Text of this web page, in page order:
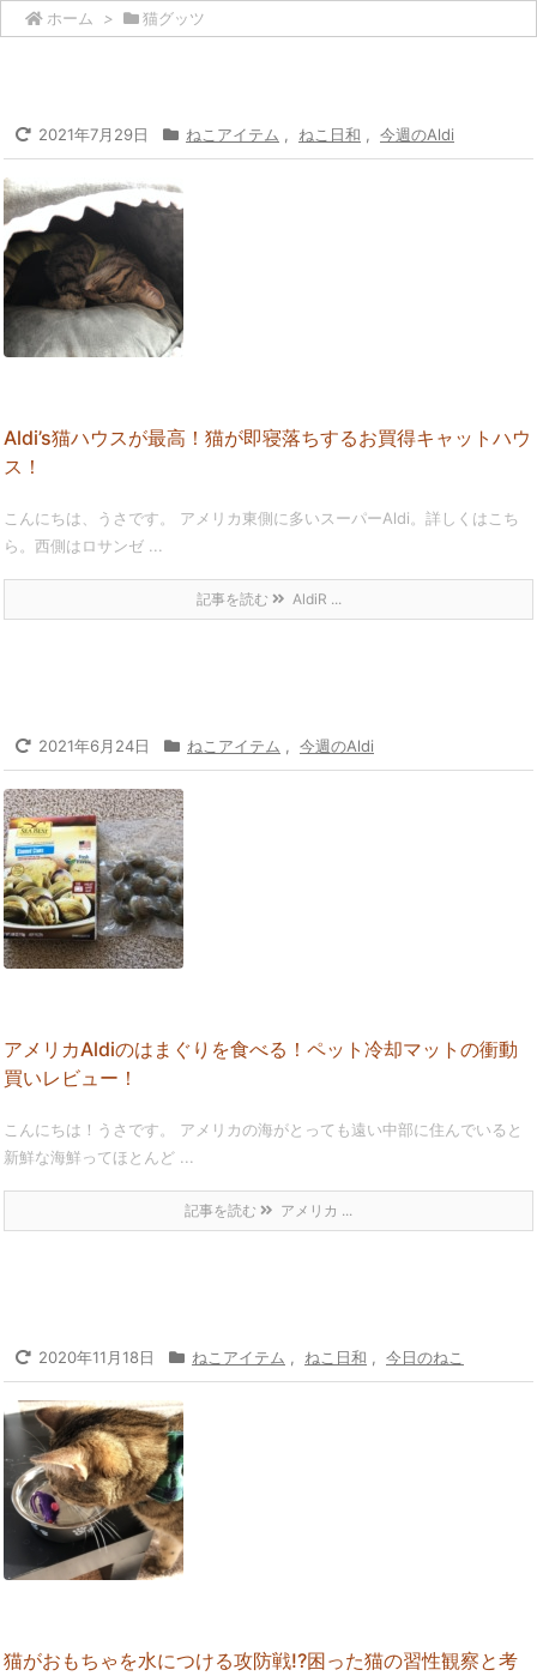
ホーム > 猫グッツ
2021年7月29日 ねこアイテム ねこ日和 今週のAldi
Aldi’s猫ハウスが最高！猫が即寝落ちするお買得キャットハウ
ス！
こんにちは、うさです。 アメリカ東側に多いスーパーAldi。詳しくはこち
ら。西側はロサンゼ ...
記事を読む AldiR ...
2021年6月24日 ねこアイテム 今週のAldi
アメリカAldiのはまぐりを食べる！ペット冷却マットの衝動
買いレビュー！
こんにちは！うさです。 アメリカの海がとっても遠い中部に住んでいると
新鮮な海鮮ってほとんど ...
記事を読む アメリカ ...
2020年11月18日 ねこアイテム ねこ日和 今日のねこ
猫がおもちゃを水につける攻防戦!?困った猫の習性観察と考